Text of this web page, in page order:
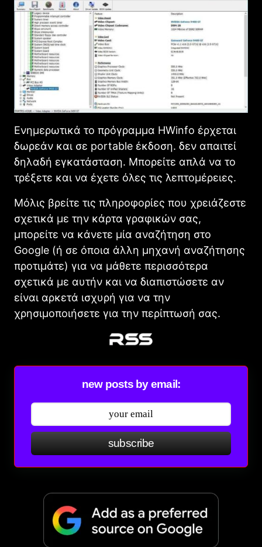
Ενημερωτικά το πρόγραμμα HWinfo έρχεται
δωρεάν και σε portable έκδοση. δεν απαιτεί
δηλαδή εγκατάσταση. Μπορείτε απλά να το
τρέξετε και να έχετε όλες τις λεπτομέρειες.
Μόλις βρείτε τις πληροφορίες που χρειάζεστε
σχετικά με την κάρτα γραφικών σας,
μπορείτε να κάνετε μία αναζήτηση στο
Google (ή σε όποια άλλη μηχανή αναζήτησης
προτιμάτε) για να μάθετε περισσότερα
σχετικά με αυτήν και να διαπιστώσετε αν
είναι αρκετά ισχυρή για να την
χρησιμοποιήσετε για την περίπτωσή σας.
new posts by email:
subscribe